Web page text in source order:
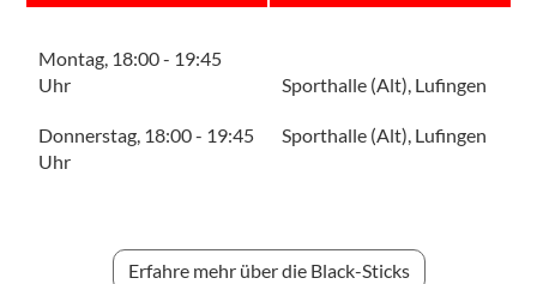
Montag, 18:00 - 19:45
Uhr
Donnerstag, 18:00 - 19:45
Uhr
Sporthalle (Alt), Lufingen
Sporthalle (Alt), Lufingen
Erfahre mehr über die Black-Sticks